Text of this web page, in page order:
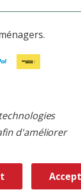
d'améliorer